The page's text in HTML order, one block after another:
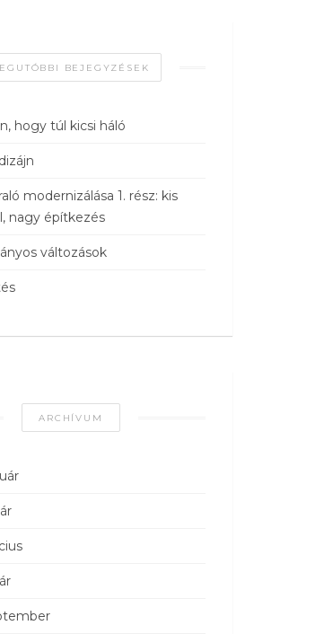
BEJEGYZÉSEK
hogy túl kicsi háló
modernizálása 1. rész: kis
nagy építkezés
változások
ARCHÍVUM